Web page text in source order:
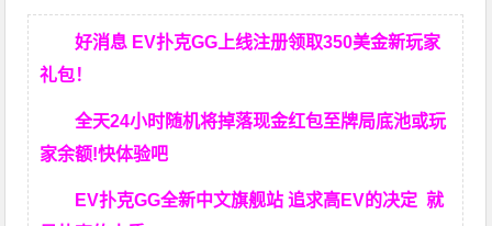
好消息 EV扑克GG上线注册领取350美金新玩家
礼包！
全天24小时随机将掉落现金红包至牌局底池或玩
家余额!快体验吧
EV扑克GG全新中文旗舰站 追求高EV的决定就